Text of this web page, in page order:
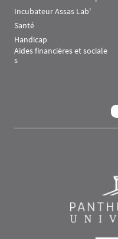
Incubateur Assas Lab'
Santé
Handicap
Aides financières et sociale
s